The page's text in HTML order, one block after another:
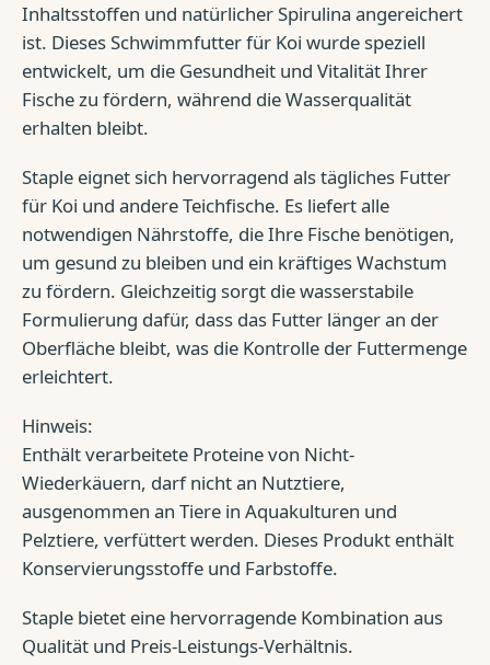
Inhaltsstoffen und natürlicher Spirulina angereichert
ist. Dieses Schwimmfutter für Koi wurde speziell
entwickelt, um die Gesundheit und Vitalität Ihrer
Fische zu fördern, während die Wasserqualität
erhalten bleibt.
Staple eignet sich hervorragend als tägliches Futter
für Koi und andere Teichfische. Es liefert alle
notwendigen Nährstoffe, die Ihre Fische benötigen,
um gesund zu bleiben und ein kräftiges Wachstum
zu fördern. Gleichzeitig sorgt die wasserstabile
Formulierung dafür, dass das Futter länger an der
Oberfläche bleibt, was die Kontrolle der Futtermenge
erleichtert.
Hinweis:
Enthält verarbeitete Proteine von Nicht-
Wiederkäuern, darf nicht an Nutztiere,
ausgenommen an Tiere in Aquakulturen und
Pelztiere, verfüttert werden. Dieses Produkt enthält
Konservierungsstoffe und Farbstoffe.
Staple bietet eine hervorragende Kombination aus
Qualität und Preis-Leistungs-Verhältnis.